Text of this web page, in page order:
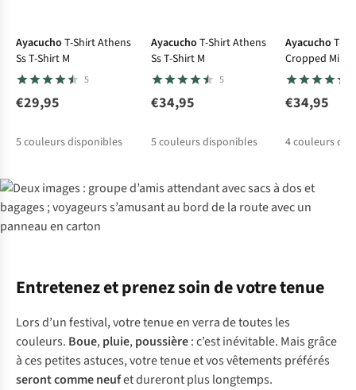
Ayacucho T-Shirt Athens
Ss T-Shirt M
5
€29,95
5couleurs disponibles
Ayacucho T-Shirt Athens
Ss T-Shirt M
5
€34,95
5couleurs disponibles
Ayacucho T-
Cropped Mini
Tee W
€34,95
4couleurs
Entretenez et prenez soin de votre tenue
Lors d’un festival, votre tenue en verra de toutes les
couleurs. Boue,pluie,poussière: c’est inévitable. Mais grâce
à ces petites astuces, votre tenue et vos vêtements préférés
seront comme neufet dureront plus longtemps.